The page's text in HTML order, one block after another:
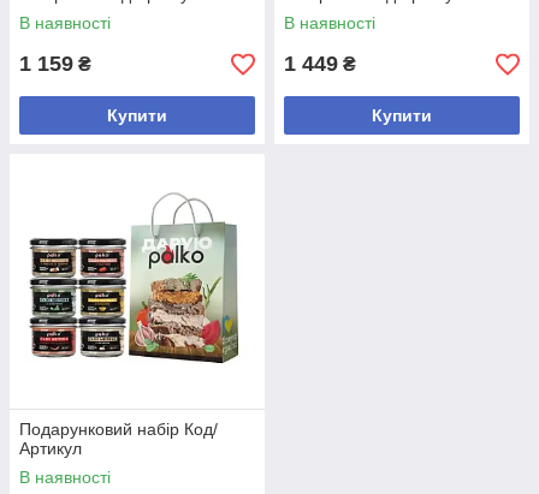
В наявності
1 159 ₴
Купити
В наявності
1 449 ₴
Купити
Подарунковий набір Код/
Артикул
В наявності